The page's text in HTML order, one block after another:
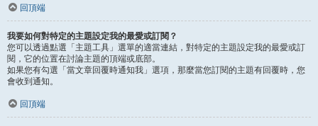
回頂端
我要如何對特定的主題設定我的最愛或訂閱？
您可以透過點選「主題工具」選單的適當連結，對特定的主題設定我的最愛或訂
閱，它的位置在討論主題的頂端或底部。
如果您有勾選「當文章回覆時通知我」選項，那麼當您訂閱的主題有回覆時，您
會收到通知。
回頂端